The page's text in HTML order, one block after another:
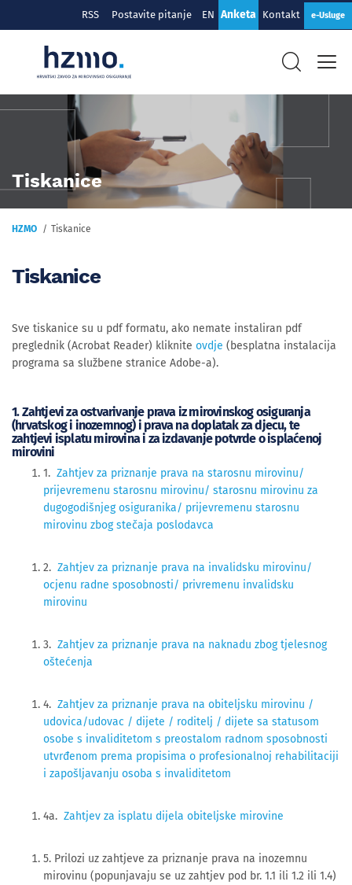
RSS Postavite pitanje EN Anketa Kontakt e-Usluge
Tiskanice
HZMO Tiskanice
Tiskanice
Sve tiskanice su u pdf formatu, ako nemate instaliran pdf
preglednik (Acrobat Reader) kliknite ovdje (besplatna instalacija
programa sa službene stranice Adobe-a).
1. Zahtjevi za ostvarivanje prava iz mirovinskog osiguranja
(hrvatskog i inozemnog) i prava na doplatak za djecu, te
zahtjevi isplatu mirovina i za izdavanje potvrde o isplaćenoj
mirovini
1. Zahtjev za priznanje prava na starosnu mirovinu/
prijevremenu starosnu mirovinu/ starosnu mirovinu za
dugogodišnjeg osiguranika/ prijevremenu starosnu
mirovinu zbog stečaja poslodavca
2. Zahtjev za priznanje prava na invalidsku mirovinu/
ocjenu radne sposobnosti/ privremenu invalidsku
mirovinu
3. Zahtjev za priznanje prava na naknadu zbog tjelesnog
oštećenja
4. Zahtjev za priznanje prava na obiteljsku mirovinu /
udovica/udovac / dijete / roditelj / dijete sa statusom
osobe s invaliditetom s preostalom radnom sposobnosti
utvrđenom prema propisima o profesionalnoj rehabilitaciji
i zapošljavanju osoba s invaliditetom
4a. Zahtjev za isplatu dijela obiteljske mirovine
5. Prilozi uz zahtjeve za priznanje prava na inozemnu
mirovinu (popunjavaju se uz zahtjev pod br. 1.1 ili 1.2 ili 1.4)